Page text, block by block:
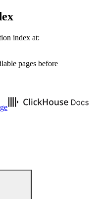
index at:
pages before